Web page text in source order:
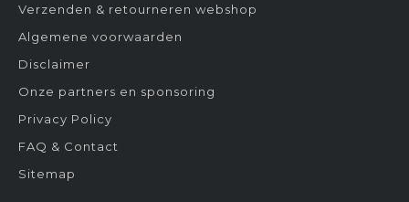
Verzenden & retourneren webshop
Algemene voorwaarden
Disclaimer
Onze partners en sponsoring
Privacy Policy
FAQ & Contact
Sitemap